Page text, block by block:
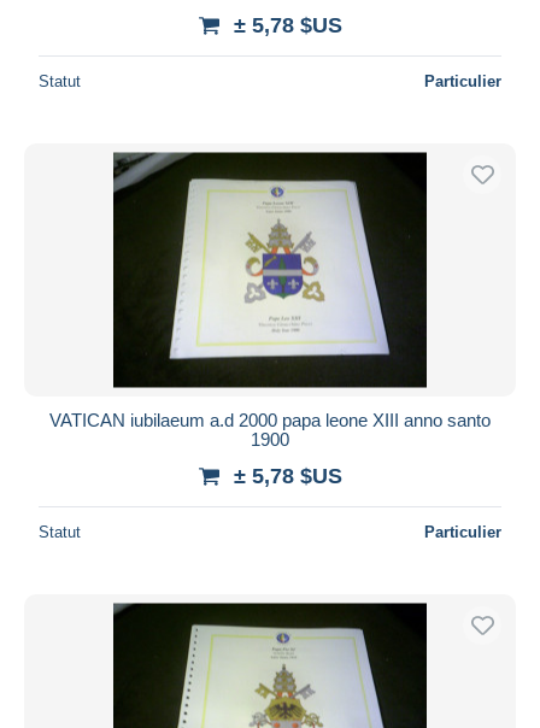
± 5,78 $US
Statut Particulier
VATICAN iubilaeum a.d 2000 papa leone XIII anno santo
1900
± 5,78 $US
Statut Particulier